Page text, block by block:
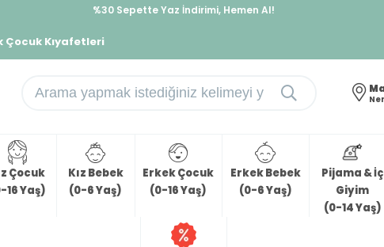
%30 Sepette Yaz İndirimi, Hemen Al!
Çocuk Kıyafetleri
Çocuk
16 Yaş)
Kız Bebek
(0-6 Yaş)
Erkek Çocuk
(0-16 Yaş)
Erkek Bebek
(0-6 Yaş)
Pijama & İç
Giyim
(0-14 Yaş)